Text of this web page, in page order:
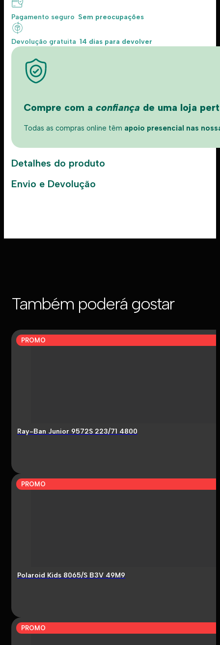
Pagamento seguro Sem preocupações
Devolução gratuita 14 dias para devolver
Compre com a confiança de uma loja
Todas as compras online têm apoio presencial nas
Detalhes do produto
Envio e Devolução
Também poderá gostar
PROMO
Ray-Ban Junior 9572S 223/71 4800
PROMO
Polaroid Kids 8065/S B3V 49M9
PROMO